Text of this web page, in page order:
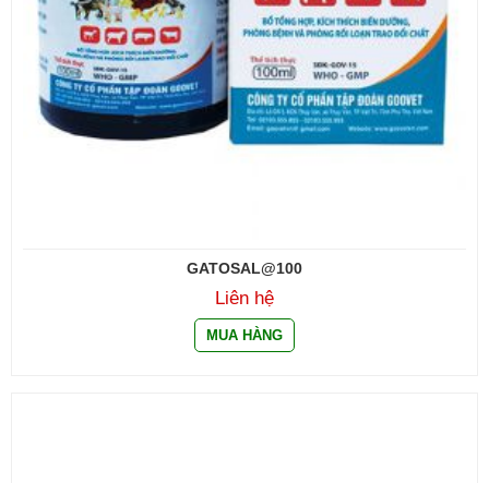
GATOSAL@100
Liên hệ